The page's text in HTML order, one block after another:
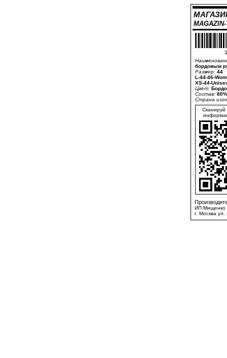
бордовым
Размер: 44
L-44-46-
XS-44-
Цвет:
Состав:
Страна
Сканируй
ИП Мищенко
г. Москва